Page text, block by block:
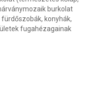
burkolat
konyhák,
fugahézagainak